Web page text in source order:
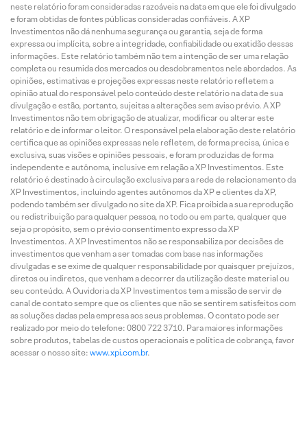
neste relatório foram consideradas razoáveis na data em que ele foi divulgado
e foram obtidas de fontes públicas consideradas confiáveis. A XP
Investimentos não dá nenhuma segurança ou garantia, seja de forma
expressa ou implícita, sobre a integridade, confiabilidade ou exatidão dessas
informações. Este relatório também não tem a intenção de ser uma relação
completa ou resumida dos mercados ou desdobramentos nele abordados. As
opiniões, estimativas e projeções expressas neste relatório refletem a
opinião atual do responsável pelo conteúdo deste relatório na data de sua
divulgação e estão, portanto, sujeitas a alterações sem aviso prévio. A XP
Investimentos não tem obrigação de atualizar, modificar ou alterar este
relatório e de informar o leitor. O responsável pela elaboração deste relatório
certifica que as opiniões expressas nele refletem, de forma precisa, única e
exclusiva, suas visões e opiniões pessoais, e foram produzidas de forma
independente e autônoma, inclusive em relação a XP Investimentos. Este
relatório é destinado à circulação exclusiva para a rede de relacionamento da
XP Investimentos, incluindo agentes autônomos da XP e clientes da XP,
podendo também ser divulgado no site da XP. Fica proibida a sua reprodução
ou redistribuição para qualquer pessoa, no todo ou em parte, qualquer que
seja o propósito, sem o prévio consentimento expresso da XP
Investimentos. A XP Investimentos não se responsabiliza por decisões de
investimentos que venham a ser tomadas com base nas informações
divulgadas e se exime de qualquer responsabilidade por quaisquer prejuízos,
diretos ou indiretos, que venham a decorrer da utilização deste material ou
seu conteúdo. A Ouvidoria da XP Investimentos tem a missão de servir de
canal de contato sempre que os clientes que não se sentirem satisfeitos com
as soluções dadas pela empresa aos seus problemas. O contato pode ser
realizado por meio do telefone: 0800 722 3710. Para maiores informações
sobre produtos, tabelas de custos operacionais e política de cobrança, favor
acessar o nosso site: www.xpi.com.br.